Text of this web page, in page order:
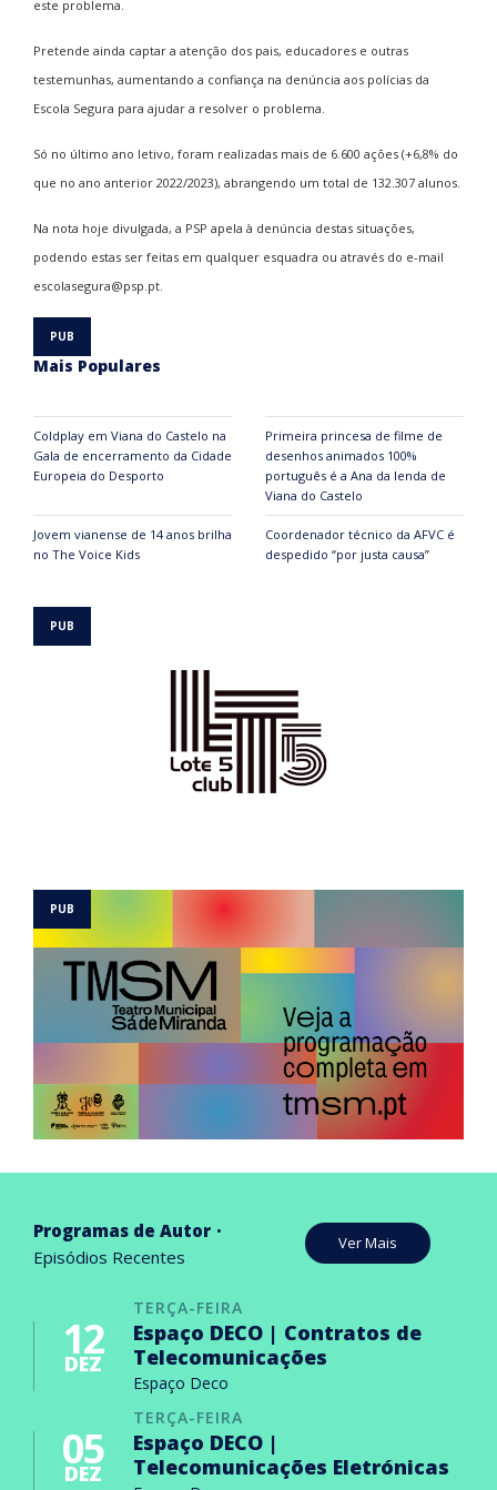
este problema.
Pretende ainda captar a atenção dos pais, educadores e outras
testemunhas, aumentando a confiança na denúncia aos polícias da
Escola Segura para ajudar a resolver o problema.
Só no último ano letivo, foram realizadas mais de 6.600 ações (+6,8% do
que no ano anterior 2022/2023), abrangendo um total de 132.307 alunos.
Na nota hoje divulgada, a PSP apela à denúncia destas situações,
podendo estas ser feitas em qualquer esquadra ou através do e-mail
escolasegura@psp.pt.
Mais Populares
Coldplay em Viana do Castelo na
Gala de encerramento da Cidade
Europeia do Desporto
Primeira princesa de filme de
desenhos animados 100%
português é a Ana da lenda de
Viana do Castelo
Jovem vianense de 14 anos brilha
no The Voice Kids
Coordenador técnico da AFVC é
despedido “por justa causa”
Programas de Autor
Episódios Recentes
Ver Mais
TERÇA-FEIRA
12
DEZ
Espaço DECO | Contratos de
Telecomunicações
Espaço Deco
TERÇA-FEIRA
05
DEZ
Espaço DECO |
Telecomunicações Eletrónicas